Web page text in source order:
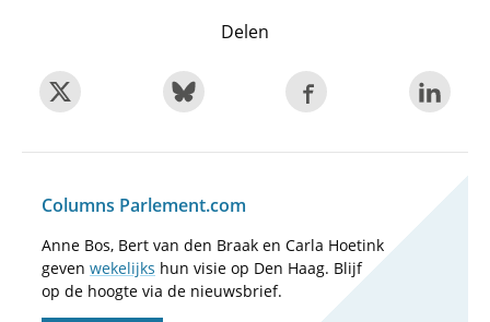
Delen
Columns Parlement.com
Anne Bos, Bert van den Braak en Carla Hoetink
geven wekelijks hun visie op Den Haag. Blijf
op de hoogte via de nieuwsbrief.